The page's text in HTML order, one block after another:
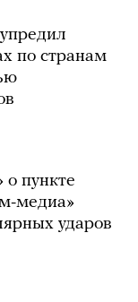
по странам
пункте
медиа»
ударов